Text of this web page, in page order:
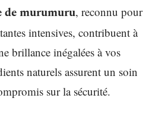
de murumuru, reconnu pour
intensives, contribuent à
brillance inégalées à vos
naturels assurent un soin
sur la sécurité.